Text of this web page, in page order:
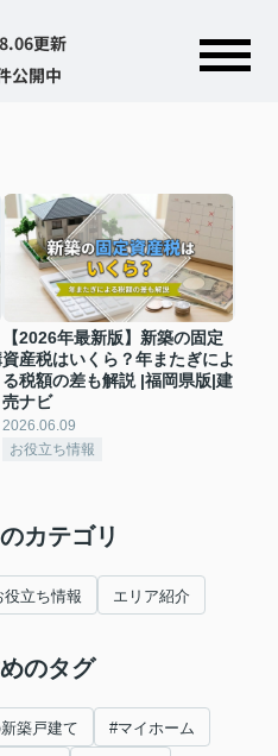
更新
公開中
【2026年最新版】新築の固定
資産税はいくら？年またぎによ
る税額の差も解説 |福岡県版|建
売ナビ
2026.06.09
お役立ち情報
カテゴリ
役立ち情報 エリア紹介
のタグ
築戸建て #マイホーム